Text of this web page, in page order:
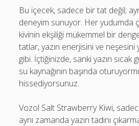
Bu içecek, sadece bir tat değil;
deneyim sunuyor. Her yudumda
kivinin ekşiliği mükemmel bir
tatlar, yazın enerjisini ve neşesini
gibi. İçtiğinizde, sanki yazın
su kaynağının başında
hissediyorsunuz.
Vozol Salt Strawberry Kiwi,
aynı zamanda yazın tadını